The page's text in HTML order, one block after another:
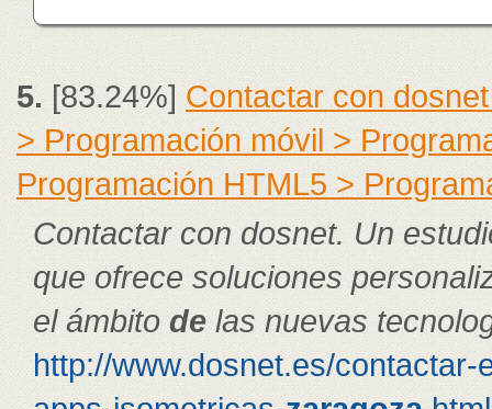
5.[83.24%]Contactar con
> Programación móvil >
Programación HTML5 >
Contactar con dosnet. Un
que ofrece soluciones
el ámbito de las nuevas
http://www.dosnet.es/contactar-